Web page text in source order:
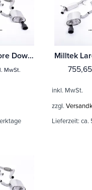
Milltek Large-bore Downpipe und De-cat Mercedes A-Class A35 AMG 2.0 Turbo (W177 Hatch Only OPF/GPF Modelle)
MwSt.
755,65
inkl. MwSt.
zzgl.
Lieferzeit: ca.